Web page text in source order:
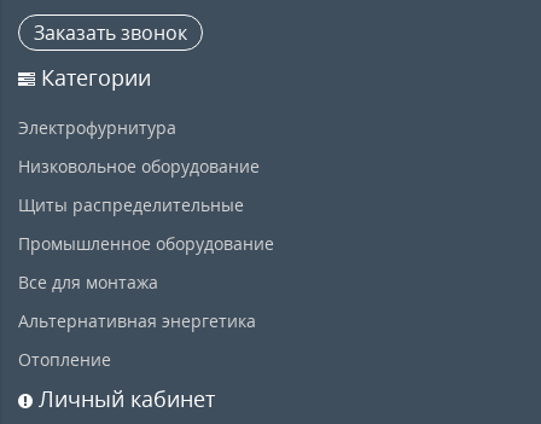
Заказать звонок
Категории
Электрофурнитура
Низковольное оборудование
Щиты распределительные
Промышленное оборудование
Все для монтажа
Альтернативная энергетика
Отопление
Личный кабинет